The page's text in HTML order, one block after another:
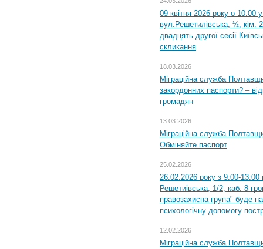
09 квітня 2026 року о 10:00
вул.Решетилівська, ½, кім.
двадцять другої сесії
скликання
18.03.2026
Міграційна служба
закордонних паспорти? –
громадян
13.03.2026
Міграційна служба
Обміняйте паспорт
25.02.2026
26.02.2026 року з 9:00-
Решетиівська, 1/2, каб. 8
правозахисна група" буде
психологічну допомогу
12.02.2026
Міграційна служба